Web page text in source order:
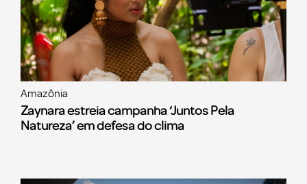
Amazônia
Zaynara estreia campanha ‘Juntos Pela
Natureza’ em defesa do clima